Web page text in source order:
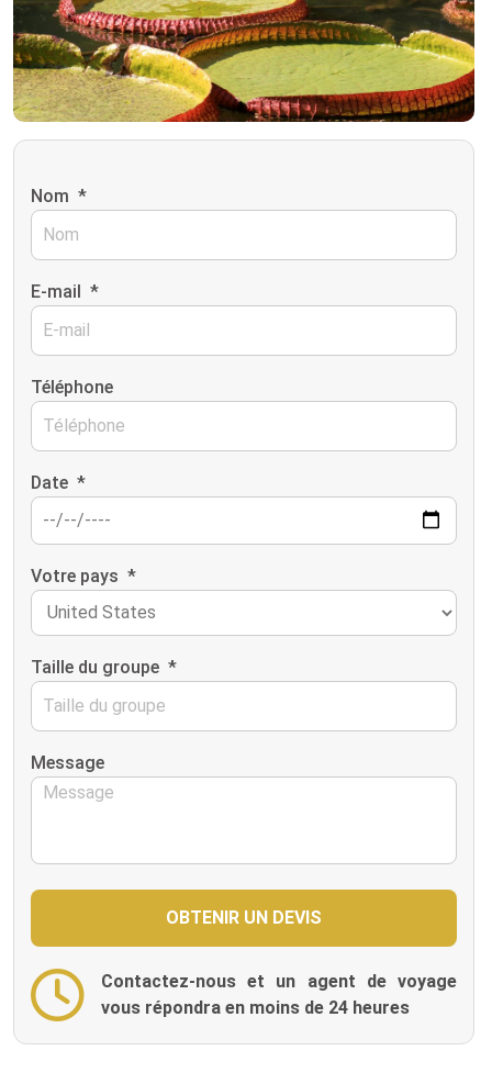
Nom *
E-mail *
Téléphone
Date *
Votre pays *
Taille du groupe *
Message
Contactez-nous et un agent de voyage
vous répondra en moins de 24 heures